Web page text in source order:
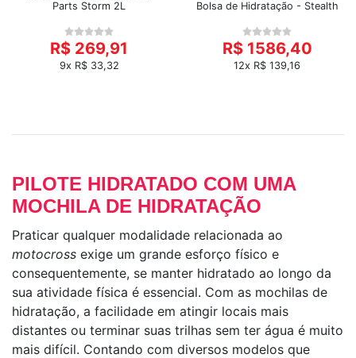
Parts Storm 2L
R$ 269,91
9x R$ 33,32
Bolsa de Hidratação - Stealth
R$ 1586,40
12x R$ 139,16
PILOTE HIDRATADO COM UMA
MOCHILA DE HIDRATAÇÃO
Praticar qualquer modalidade relacionada ao
motocross exige um grande esforço físico e
consequentemente, se manter hidratado ao longo da
sua atividade física é essencial. Com as mochilas de
hidratação, a facilidade em atingir locais mais
distantes ou terminar suas trilhas sem ter água é muito
mais difícil. Contando com diversos modelos que